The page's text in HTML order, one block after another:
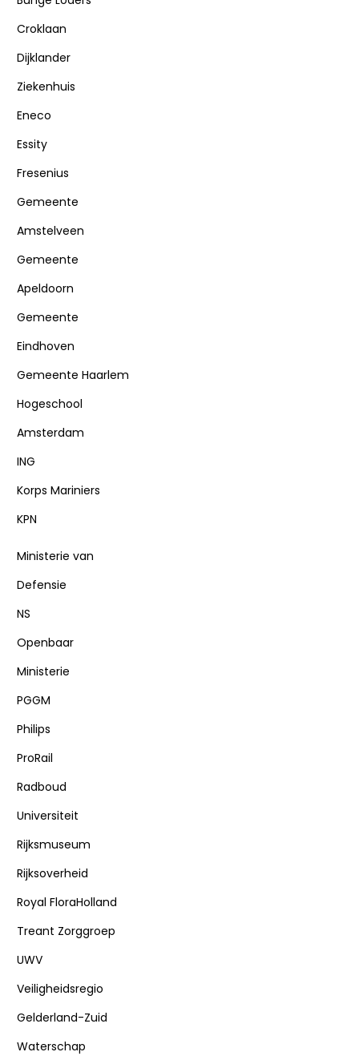
Croklaan
Dijklander
Ziekenhuis
Eneco
Essity
Fresenius
Gemeente
Amstelveen
Gemeente
Apeldoorn
Gemeente
Eindhoven
Gemeente Haarlem
Hogeschool
Amsterdam
ING
Korps Mariniers
KPN
Ministerie van
Defensie
NS
Openbaar
Ministerie
PGGM
Philips
ProRail
Radboud
Universiteit
Rijksmuseum
Rijksoverheid
Royal FloraHolland
Treant Zorggroep
UWV
Veiligheidsregio
Gelderland-Zuid
Waterschap